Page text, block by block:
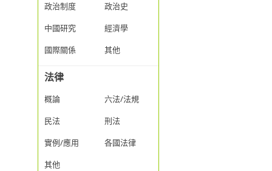
政治制度
政治史
中國研究
經濟學
國際關係
其他
法律
概論
六法/法規
民法
刑法
實例/應用
各國法律
其他